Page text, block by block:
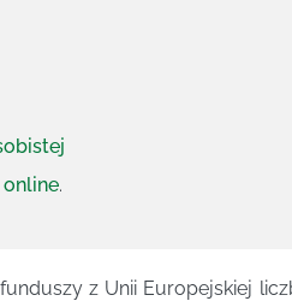
.
z Unii Europejskiej